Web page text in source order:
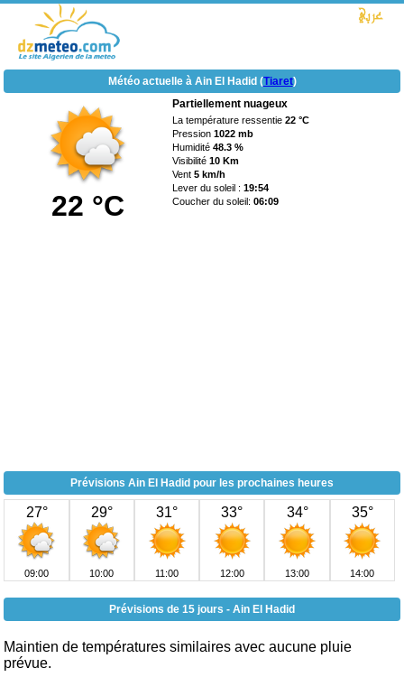
Météo actuelle à Ain El Hadid (Tiaret)
22 °C
Partiellement nuageux
La température ressentie22 °C
Pression1022 mb
Humidité48.3 %
Visibilité10 Km
Vent5 km/h
Lever du soleil :19:54
Coucher du soleil:06:09
Prévisions Ain El Hadid pour les prochaines heures
27°
09:00
29°
10:00
31°
11:00
33°
12:00
34°
13:00
35°
14:00
Prévisions de 15 jours - Ain El Hadid
Maintien de températures similaires avec aucune pluie
prévue.